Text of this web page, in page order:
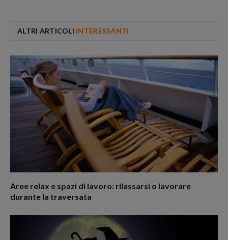
ALTRI ARTICOLI INTERESSANTI
Aree relax e spazi di lavoro: rilassarsi o lavorare
durante la traversata